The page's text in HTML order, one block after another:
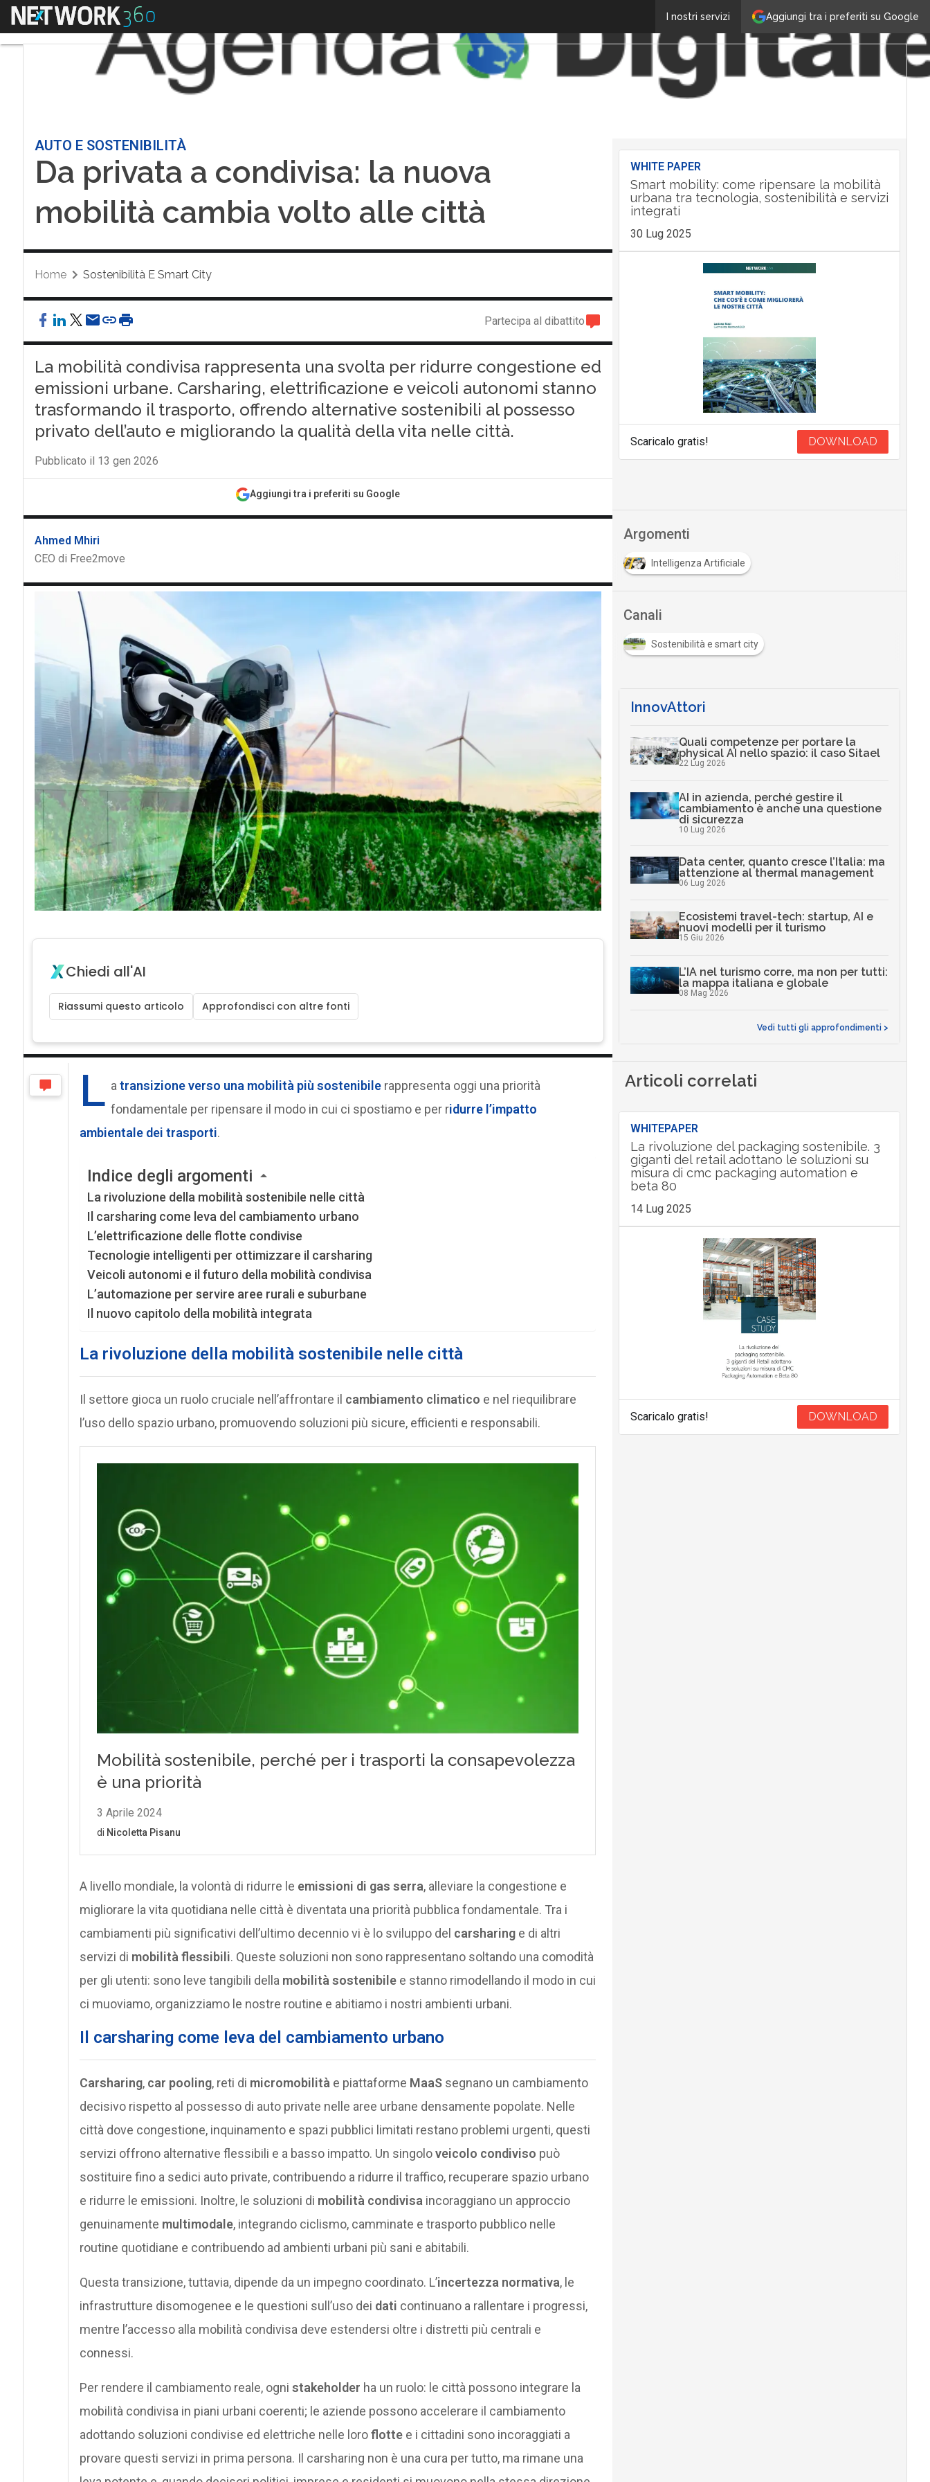
Aggiungi tra i preferiti su Google
I nostri servizi
Menu
AUTO E SOSTENIBILITÀ
Da privata a condivisa: la nuova
mobilità cambia volto alle città
Home Sostenibilità E Smart City
Partecipa al dibattito
La mobilità condivisa rappresenta una svolta per ridurre congestione ed
emissioni urbane. Carsharing, elettrificazione e veicoli autonomi stanno
trasformando il trasporto, offrendo alternative sostenibili al possesso
privato dell’auto e migliorando la qualità della vita nelle città.
Pubblicato il 13 gen 2026
Aggiungi tra i preferiti su Google
Ahmed Mhiri
CEO di Free2move
Chiedi all'AI
Riassumi questo articolo Approfondisci con altre fonti
L a transizione verso una mobilità più sostenibile rappresenta oggi una priorità
fondamentale per ripensare il modo in cui ci spostiamo e per ridurre l’impatto
ambientaledei trasporti.
Indice degli argomenti
La rivoluzione della mobilità sostenibile nelle città
Il carsharing come leva del cambiamento urbano
L’elettrificazione delle flotte condivise
Tecnologie intelligenti per ottimizzare il carsharing
Veicoli autonomi e il futuro della mobilità condivisa
L’automazione per servire aree rurali e suburbane
Il nuovo capitolo della mobilità integrata
La rivoluzione della mobilità sostenibile nelle città
Il settore gioca un ruolo cruciale nell’affrontare il cambiamento climatico e nel riequilibrare
l’uso dello spazio urbano, promuovendo soluzioni più sicure, efficienti e responsabili.
A livello mondiale, la volontà di ridurre le emissioni di gas serra, alleviare la congestione e
migliorare la vita quotidiana nelle città è diventata una priorità pubblica fondamentale. Tra i
cambiamenti più significativi dell’ultimo decennio vi è lo sviluppo del carsharinge di altri
servizi di mobilità flessibili. Queste soluzioni non sono rappresentano soltando una comodità
per gli utenti: sono leve tangibili della mobilità sostenibilee stanno rimodellando il modo in cui
ci muoviamo, organizziamo le nostre routine e abitiamo i nostri ambienti urbani.
Il carsharing come leva del cambiamento urbano
Carsharing, car pooling, reti di micromobilità e piattaforme MaaSsegnano un cambiamento
decisivo rispetto al possesso di auto private nelle aree urbane densamente popolate. Nelle
città dove congestione, inquinamento e spazi pubblici limitati restano problemi urgenti, questi
servizi offrono alternative flessibili e a basso impatto. Un singoloveicolo condiviso può
sostituire fino a sedici auto private, contribuendo a ridurre il traffico, recuperare spazio urbano
e ridurre le emissioni. Inoltre, le soluzioni di mobilità condivisa incoraggiano un approccio
genuinamente multimodale, integrando ciclismo, camminate e trasporto pubblico nelle
routine quotidiane e contribuendo ad ambienti urbani più sani e abitabili.
Questa transizione, tuttavia, dipende da un impegno coordinato. L’incertezza normativa, le
infrastrutture disomogenee e le questioni sull’uso dei dati continuano a rallentare i progressi,
mentre l’accesso alla mobilità condivisa deve estendersi oltre i distretti più centrali e
connessi.
Per rendere il cambiamento reale, ogni stakeholder ha un ruolo: le città possono integrare la
mobilità condivisa in piani urbani coerenti; le aziende possono accelerare il cambiamento
adottando soluzioni condivise ed elettriche nelle loroflottee i cittadini sono incoraggiati a
provare questi servizi in prima persona. Il carsharing non è una cura per tutto, ma rimane una
WHITE PAPER
Smart mobility: come ripensare la mobilità
urbana tra tecnologia, sostenibilità e servizi
integrati
30 Lug 2025
Scaricalo gratis! DOWNLOAD
Argomenti
Intelligenza Artificiale
Canali
Sostenibilità e smart city
InnovAttori
Quali competenze per portare la
physical AI nello spazio: il caso Sitael
22 Lug 2026
AI in azienda, perché gestire il
cambiamento è anche una questione
di sicurezza
10 Lug 2026
Data center, quanto cresce l’Italia: ma
attenzione al thermal management
06 Lug 2026
Ecosistemi travel-tech: startup, AI e
nuovi modelli per il turismo
15 Giu 2026
L’IA nel turismo corre, ma non per tutti:
la mappa italiana e globale
08 Mag 2026
Vedi tutti gli approfondimenti >
Articoli correlati
WHITEPAPER
La rivoluzione del packaging sostenibile. 3
giganti del retail adottano le soluzioni su
misura di cmc packaging automation e
beta 80
14 Lug 2025
Scaricalo gratis! DOWNLOAD